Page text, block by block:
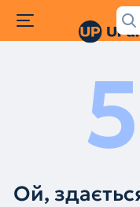
5
Ой,